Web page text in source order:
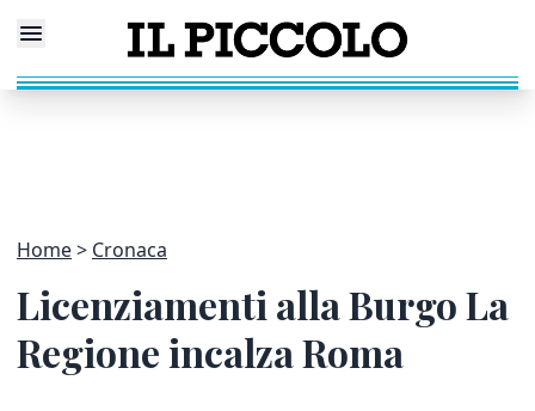
Home Cronaca
Licenziamenti alla Burgo La
Regione incalza Roma